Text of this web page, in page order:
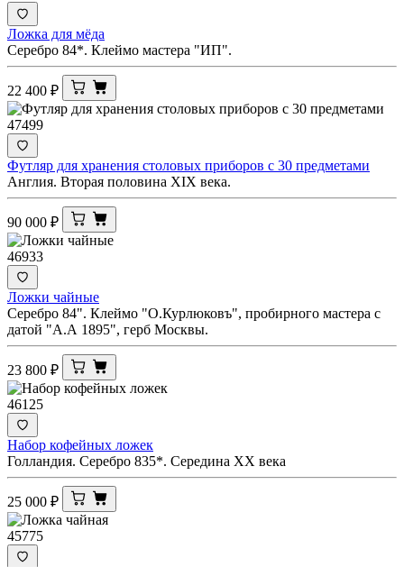
Ложка для мёда
Серебро 84*. Клеймо мастера "ИП".
22 400 ₽
47499
Футляр для хранения столовых приборов с 30 предметами
Англия. Вторая половина XIX века.
90 000 ₽
46933
Ложки чайные
Серебро 84". Клеймо "О.Курлюковъ", пробирного мастера с
датой "А.А 1895", герб Москвы.
23 800 ₽
46125
Набор кофейных ложек
Голландия. Серебро 835*. Середина ХХ века
25 000 ₽
45775